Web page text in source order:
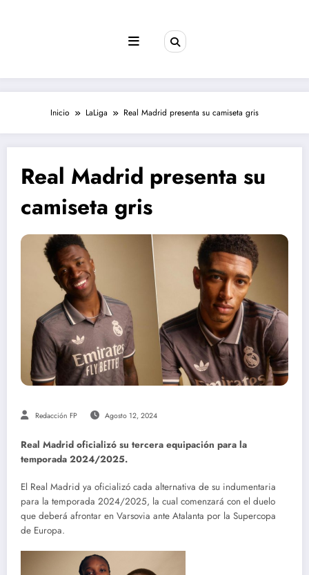
Inicio LaLiga Real Madrid presenta su camiseta gris
Real Madrid presenta su
camiseta gris
Redacción FP Agosto 12, 2024
Real Madrid oficializó su tercera equipación para la
temporada 2024/2025.
El Real Madrid ya oficializó cada alternativa de su indumentaria
para la temporada 2024/2025, la cual comenzará con el duelo
que deberá afrontar en Varsovia ante Atalanta por la Supercopa
de Europa.